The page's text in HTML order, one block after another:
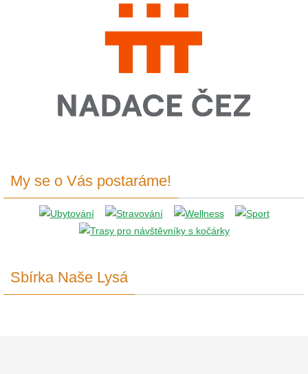
My se o Vás postaráme!
Sbírka Naše Lysá